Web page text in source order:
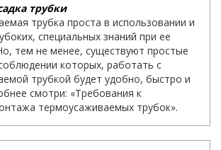
трубки
трубка проста в использовании и
специальных знаний при ее
тем не менее, существуют простые
которых, работать с
трубкой будет удобно, быстро и
смотри: «Требования к
термоусаживаемых трубок».